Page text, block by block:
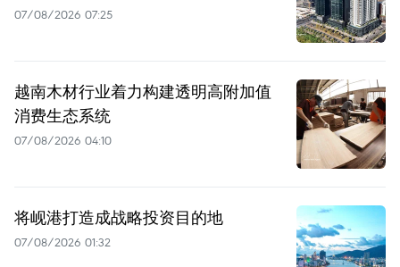
07/08/2026 07:25
越南木材行业着力构建透明高附加值
消费生态系统
07/08/2026 04:10
将岘港打造成战略投资目的地
07/08/2026 01:32